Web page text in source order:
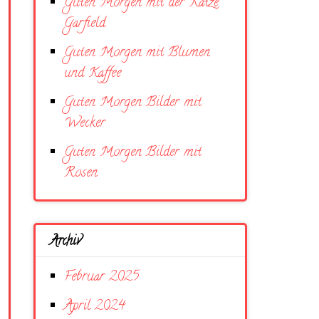
Garfield
Guten Morgen mit Blumen
und Kaffee
Guten Morgen Bilder mit
Wecker
Guten Morgen Bilder mit
Rosen
Archiv
Februar 2025
April 2024